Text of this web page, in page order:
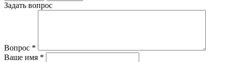
Задать вопрос
Вопрос *
Ваше имя *